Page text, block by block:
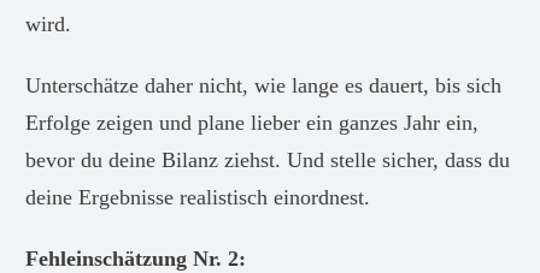
wird.
Unterschätze daher nicht, wie lange es dauert, bis sich
Erfolge zeigen und plane lieber ein ganzes Jahr ein,
bevor du deine Bilanz ziehst. Und stelle sicher, dass du
deine Ergebnisse realistisch einordnest.
Fehleinschätzung Nr. 2: